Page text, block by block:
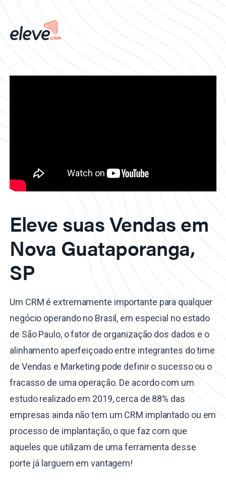
Eleve suas Vendas em
Nova Guataporanga,
SP
Um CRM é extremamente importante para qualquer
negócio operando no Brasil, em especial no estado
de São Paulo, o fator de organização dos dados e o
alinhamento aperfeiçoado entre integrantes do time
de Vendas e Marketing pode definir o sucesso ou o
fracasso de uma operação. De acordo com um
estudo realizado em 2019, cerca de 88% das
empresas ainda não tem um CRM implantado ou em
processo de implantação, o que faz com que
aqueles que utilizam de uma ferramenta desse
porte já larguem em vantagem!